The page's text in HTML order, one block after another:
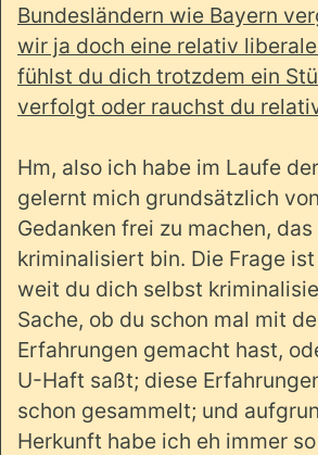
Bundesländern wie Bayern
wir ja doch eine relativ
fühlst du dich trotzdem ein
verfolgt oder rauchst du
Hm, also ich habe im Laufe
gelernt mich grundsätzlich
Gedanken frei zu machen,
kriminalisiert bin. Die Frage
weit du dich selbst
Sache, ob du schon mal mit
Erfahrungen gemacht hast,
U-Haft saßt; diese
schon gesammelt; und
Herkunft habe ich eh immer